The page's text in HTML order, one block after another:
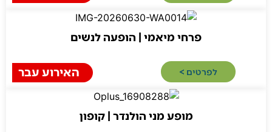
פרחי מיאמי | הופעה לנשים
לפרטים >​ האירוע עבר
מופע מני הולנדר | קופון